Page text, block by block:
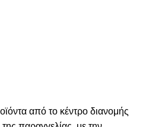
από το κέντρο διανομής